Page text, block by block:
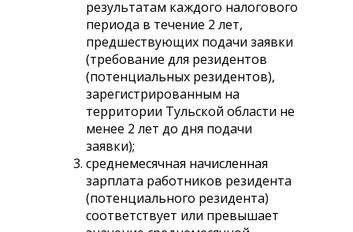
результатам каждого налогового
периода в течение 2 лет,
предшествующих подачи заявки
(требование для резидентов
(потенциальных резидентов),
зарегистрированным на
территории Тульской области не
менее 2 лет до дня подачи
заявки);
среднемесячная начисленная
зарплата работников резидента
(потенциального резидента)
соответствует или превышает